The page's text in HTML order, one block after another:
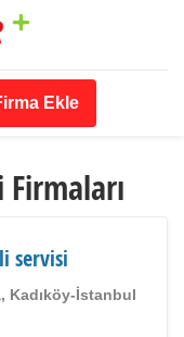
Ekle
servisi
Kadıköy-İstanbul